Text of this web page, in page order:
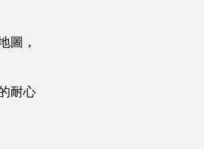
圖，
耐心